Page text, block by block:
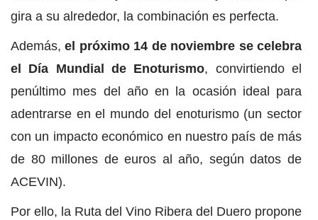
gira a su alrededor, la combinación es perfecta.
Además,el próximo 14 de noviembre se celebra
el Día Mundial de Enoturismo, convirtiendo el
penúltimo mes del año en la ocasión ideal para
adentrarse en el mundo del enoturismo (un sector
con un impacto económico en nuestro país de más
de 80 millones de euros al año, según datos de
ACEVIN).
Por ello, la Ruta del Vino Ribera del Duero propone